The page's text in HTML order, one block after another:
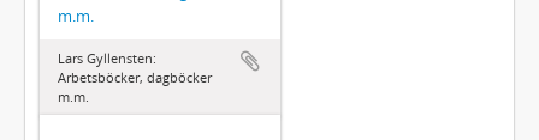
m.m.
Lars Gyllensten:
Arbetsböcker, dagböcker
m.m.